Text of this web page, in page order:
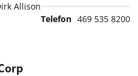
Allison
Telefon 469 535 8200